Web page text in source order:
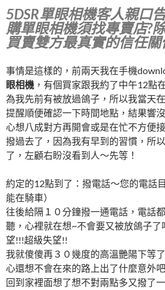
5DSR單眼相機客人親口
購單眼相機須找專賣店?
買賣雙方最真實的信任
事情是這樣的，前兩天我在手機
眼相機 ，有個買家跟我約了中午12點
為我先前有被放過鴿子，所以我當天
提醒順便確認一下時間地點，結果響
心想八成對方再開會或是在忙不方便
撥過去了，因為我有早到的習慣，所
了，左顧右盼沒看到人～先等！
約定的12點到了：撥電話～您的電話
能在騎車）
往後給隔１０分鐘撥一通電話，電話
聽，心裡就在想~不會要又被放鴿子
望!!!超級失望!!
我就傻傻再３０幾度的高溫艷陽下等
心還想不會在來的路上出了什麼意外吧
回到家裡面想了想不對兩點多又撥了